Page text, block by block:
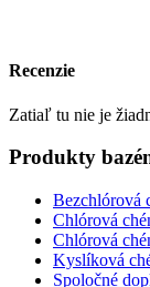
Recenzie
Zatiaľ tu nie je
Produkty
Bezchlórová
Chlórová
Chlórová
Kyslíková
Spoločné